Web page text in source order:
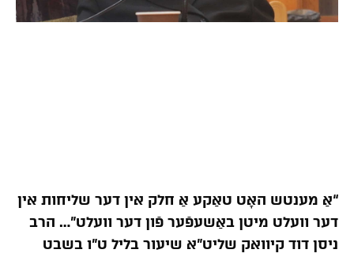
“אַ מענטש האָט טאַקע אַ חלק אין דער שליחות אין
דער וועלט מיטן באַשעפֿער פֿון דער וועלט”… הרב
ניסן דוד קיוואק שליט”א שיעור בליל ט”ו בשבט